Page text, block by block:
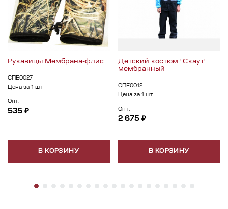
Рукавицы Мембрана-флис
СПЕ0027
Цена за 1 шт
Опт:
535 ₽
В КОРЗИНУ
Детский костюм "Скаут"
мембранный
СПЕ0012
Цена за 1 шт
Опт:
2 675 ₽
В КОРЗИНУ